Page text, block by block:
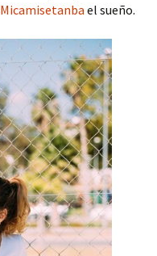
Micamisetanba el sueño.